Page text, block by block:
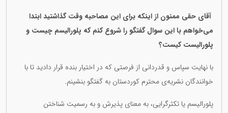
آقای حقی ممنون از اینکە برای این مصاحبە وقت گذاشتید ابتدا
می‌خواهم با این سوال گفتگو را شروع کنم کە پلورالیسم چیست و
پلورالیست کیست؟
با نهایت سپاس و قدردانی از فرصتی که در اختیار بنده قرار دادید تا با
خوانندگان نشریه‌ی محترم کوردستان به گفتگو بنشینم.
پلورالیسم یا تکثرگرایی، به معنای پذیرش و به رسمیت شناختن